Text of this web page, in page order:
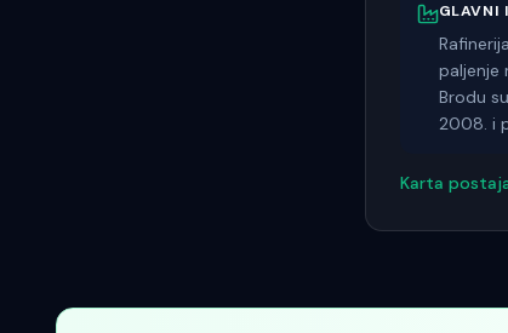
GLAVNI
paljenje
Brodu
2008. i
Karta